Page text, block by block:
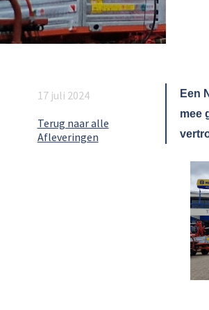
17 juli 2024
Terug naar alle
Afleveringen
Een
mee